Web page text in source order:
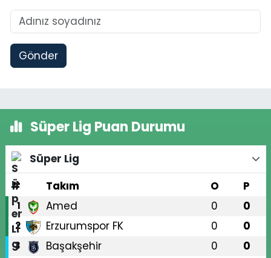
Gönder
Süper Lig Puan Durumu
Süper Lig
#
Takım O P
1 Amed 0 0
2 Erzurumspor FK 0 0
3 Başakşehir 0 0